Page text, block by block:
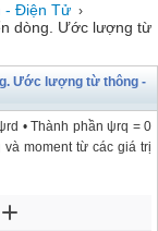
- Điện Tử ›
dòng. Ước lượng từ
Ước lượng từ thông -
• Thành phần ψrq = 0
moment từ các giá trị